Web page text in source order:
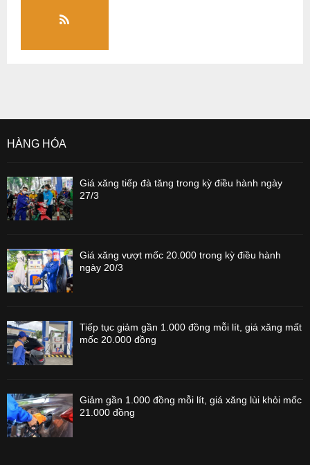
HÀNG HÓA
Giá xăng tiếp đà tăng trong kỳ điều hành ngày
27/3
Giá xăng vượt mốc 20.000 trong kỳ điều hành
ngày 20/3
Tiếp tục giảm gần 1.000 đồng mỗi lít, giá xăng mất
mốc 20.000 đồng
Giảm gần 1.000 đồng mỗi lít, giá xăng lùi khỏi mốc
21.000 đồng